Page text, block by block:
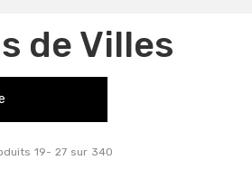
de Villes
19- 27 sur 340